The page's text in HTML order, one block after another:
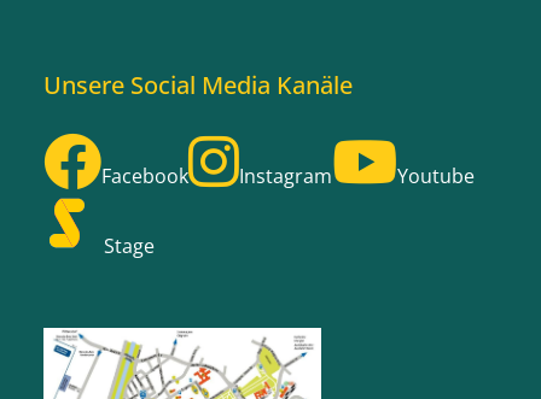
Unsere Social Media Kanäle
Facebook Instagram Youtube
Stage